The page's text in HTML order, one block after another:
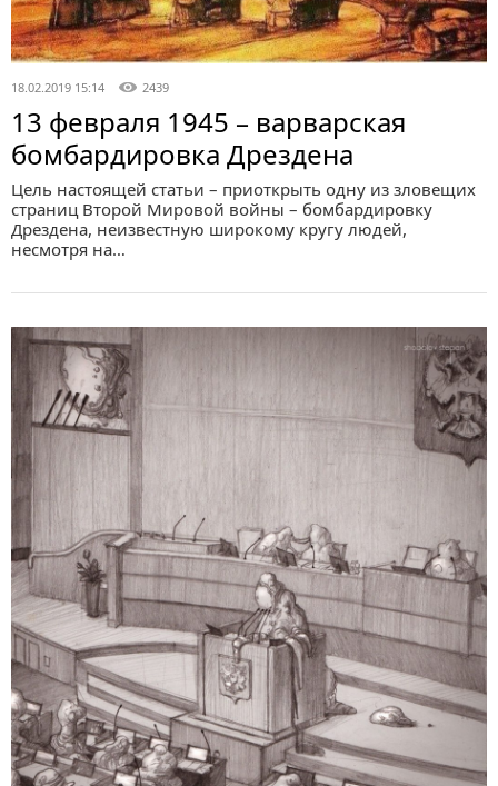
18.02.2019 15:14 2439
13 февраля 1945 – варварская
бомбардировка Дрездена
Цель настоящей статьи – приоткрыть одну из зловещих
страниц Второй Мировой войны – бомбардировку
Дрездена, неизвестную широкому кругу людей,
несмотря на…